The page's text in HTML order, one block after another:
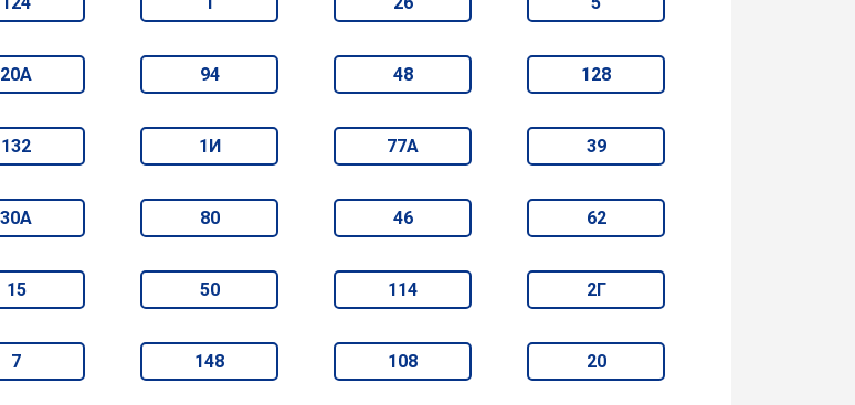
20А 94 48 128
132 1И 77А 39
30А 80 46 62
15 50 114 2Г
7 148 108 20